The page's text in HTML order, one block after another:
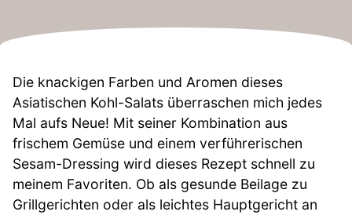
Die knackigen Farben und Aromen dieses
Asiatischen Kohl-Salats überraschen mich jedes
Mal aufs Neue! Mit seiner Kombination aus
frischem Gemüse und einem verführerischen
Sesam-Dressing wird dieses Rezept schnell zu
meinem Favoriten. Ob als gesunde Beilage zu
Grillgerichten oder als leichtes Hauptgericht an